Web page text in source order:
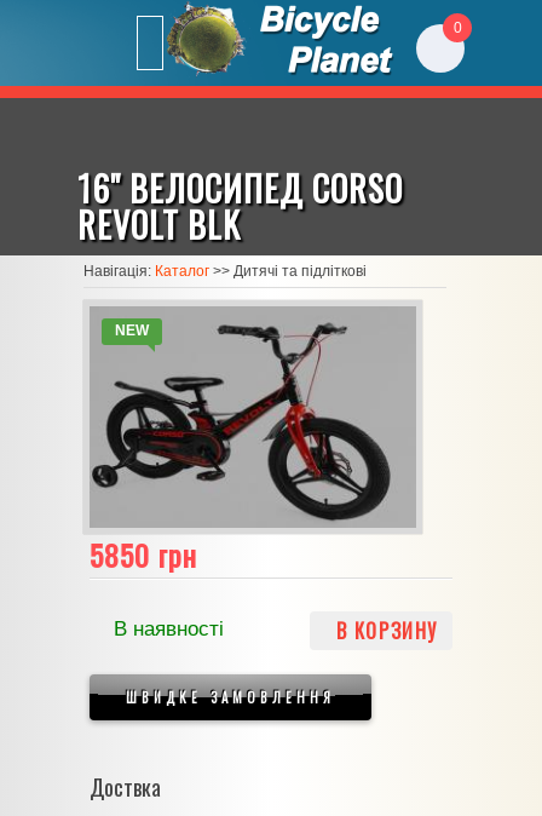
0
16" ВЕЛОСИПЕД CORSO
REVOLT BLK
Навігація: Каталог >> Дитячі та підліткові
NEW
5850 грн
В наявності В КОРЗИНУ
ШВИДКЕ ЗАМОВЛЕННЯ
Доствка